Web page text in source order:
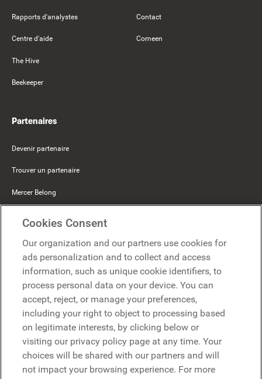
Rapports d'analystes
Centre d'aide
The Hive
Beekeeper
Contact
Comeen
Partenaires
Devenir partenaire
Trouver un partenaire
Mercer Belong
Demander une démo
Demander une démo
Contact
Contact
Cookies Consent
Our organization and our partners use cookies for
ads personalization and to collect and access
information, such as unique cookie identifiers, to
process personal data on your device. You can
accept, reject, or manage your preferences,
including your right to object to processing based
on legitimate interests, by clicking below or
visiting our privacy policy page at any time. Your
choices will be shared with our partners and will
not impact your browsing experience. For more